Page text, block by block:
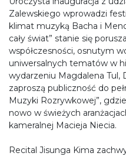
Zalewskiego wprowadzi
klimat muzyką Bacha i
cały świat” stanie się
współczesności, osnutym
uniwersalnych tematów w
wydarzeniu Magdalena Tul,
zaproszą publiczność do
Muzyki Rozrywkowej”,
nowo w świeżych
kameralnej Macieja Niecia.
Recital Jisunga Kima